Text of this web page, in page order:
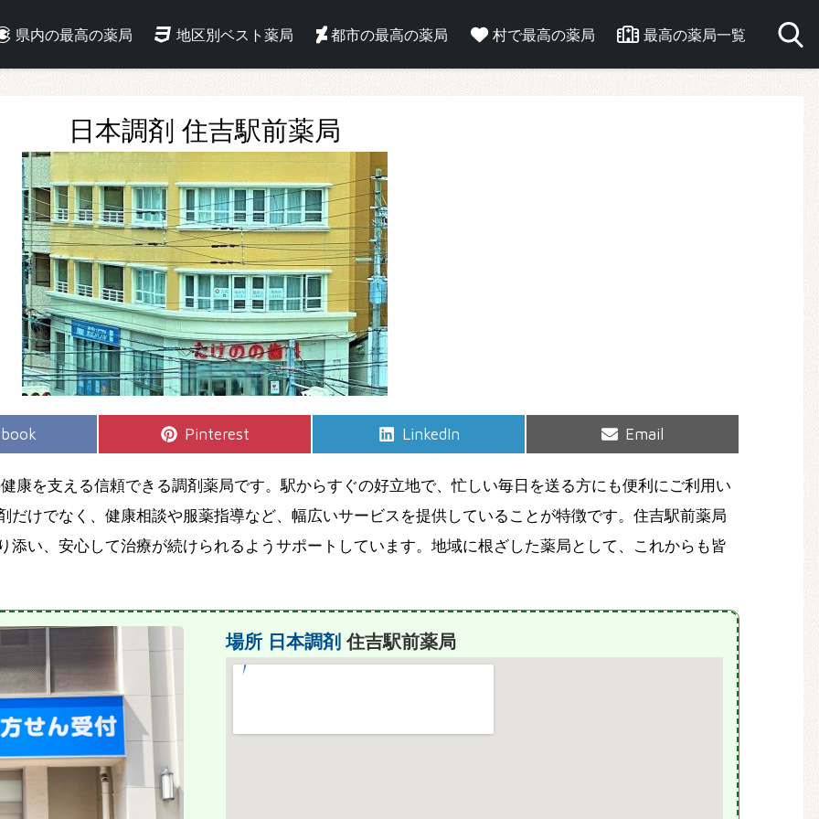
県内の最高の薬局 地区別ベスト薬局 都市の最高の薬局 村で最高の薬局 最高の薬局一覧
日本調剤 住吉駅前薬局
Share
Pinterest
Share
LinkedIn
Share
Email
康を支える信頼できる調剤薬局です。駅からすぐの好立地で、忙しい毎日を送る方にも便利にご利用い
だけでなく、健康相談や服薬指導など、幅広いサービスを提供していることが特徴です。住吉駅前薬局
添い、安心して治療が続けられるようサポートしています。地域に根ざした薬局として、これからも皆
場所 日本調剤 住吉駅前薬局